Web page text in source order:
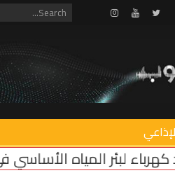
Facebook
Twitter
Youtube
Instagram
الأساسي في بلدة